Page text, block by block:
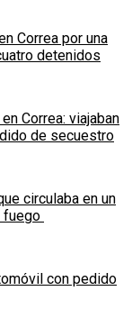
Correa por una
detenidos
Correa: viajaban
de secuestro
circulaba en un
fuego
con pedido